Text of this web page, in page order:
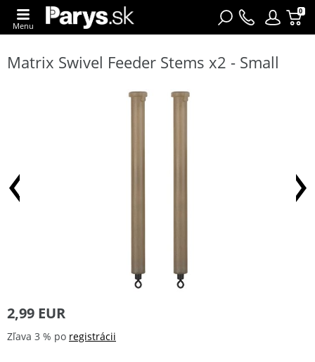
0
Menu
Matrix Swivel Feeder Stems x2 - Small
2,99 EUR
Zľava 3 % po registrácii